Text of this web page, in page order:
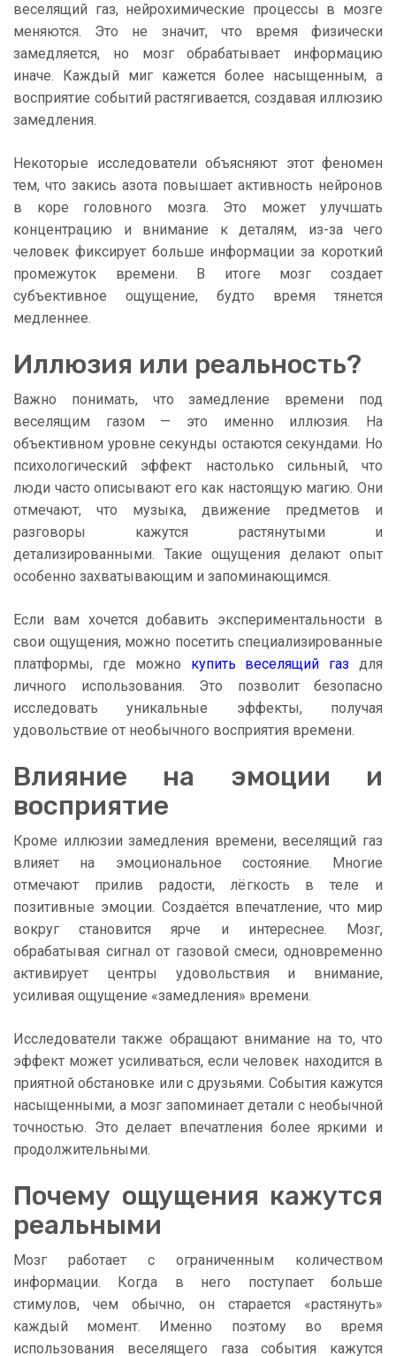
веселящий газ, нейрохимические процессы в мозге
меняются. Это не значит, что время физически
замедляется, но мозг обрабатывает информацию
иначе. Каждый миг кажется более насыщенным, а
восприятие событий растягивается, создавая иллюзию
замедления.
Некоторые исследователи объясняют этот феномен
тем, что закись азота повышает активность нейронов
в коре головного мозга. Это может улучшать
концентрацию и внимание к деталям, из-за чего
человек фиксирует больше информации за короткий
промежуток времени. В итоге мозг создает
субъективное ощущение, будто время тянется
медленнее.
Иллюзия или реальность?
Важно понимать, что замедление времени под
веселящим газом — это именно иллюзия. На
объективном уровне секунды остаются секундами. Но
психологический эффект настолько сильный, что
люди часто описывают его как настоящую магию. Они
отмечают, что музыка, движение предметов и
разговоры кажутся растянутыми и
детализированными. Такие ощущения делают опыт
особенно захватывающим и запоминающимся.
Если вам хочется добавить экспериментальности в
свои ощущения, можно посетить специализированные
платформы, где можно купить веселящий газ для
личного использования. Это позволит безопасно
исследовать уникальные эффекты, получая
удовольствие от необычного восприятия времени.
Влияние на эмоции и
восприятие
Кроме иллюзии замедления времени, веселящий газ
влияет на эмоциональное состояние. Многие
отмечают прилив радости, лёгкость в теле и
позитивные эмоции. Создаётся впечатление, что мир
вокруг становится ярче и интереснее. Мозг,
обрабатывая сигнал от газовой смеси, одновременно
активирует центры удовольствия и внимание,
усиливая ощущение «замедления» времени.
Исследователи также обращают внимание на то, что
эффект может усиливаться, если человек находится в
приятной обстановке или с друзьями. События кажутся
насыщенными, а мозг запоминает детали с необычной
точностью. Это делает впечатления более яркими и
продолжительными.
Почему ощущения кажутся
реальными
Мозг работает с ограниченным количеством
информации. Когда в него поступает больше
стимулов, чем обычно, он старается «растянуть»
каждый момент. Именно поэтому во время
использования веселящего газа события кажутся